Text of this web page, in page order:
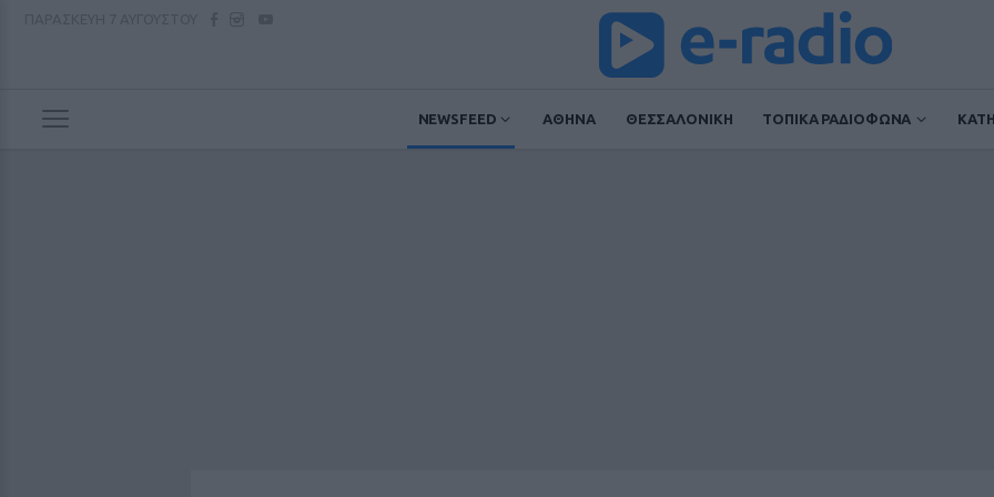
NEWSFEED ΑΘΗΝΑ ΘΕΣΣΑΛΟΝΙΚΗ ΤΟΠΙΚΑ ΡΑΔΙΟΦΩΝΑ